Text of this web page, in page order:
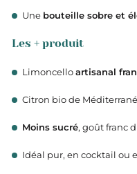
Une bouteille sobre et
Les + produit
Limoncelloartisanal
Citron bio de
Moins sucré, goût franc
Idéal pur, en cocktail ou